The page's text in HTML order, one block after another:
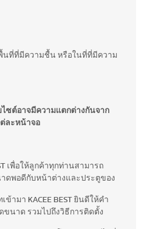
นที่ที่มีความชื้น หรือในที่ที่มีความ
ซต์อาจมีความแตกต่างกันจาก
ละหน้าจอ
เพื่อให้ลูกค้าทุกท่านสามารถ
ดพอดีกับหน้าต่างและประตูของ
ามา KACEE BEST ยินดีให้คำ
ขนาด รวมไปถึงวิธีการติดตั้ง